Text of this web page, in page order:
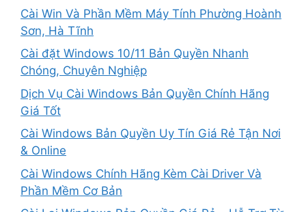
Cài Win Và Phần Mềm Máy Tính Phường Hoành
Sơn, Hà Tĩnh
Cài đặt Windows 10/11 Bản Quyền Nhanh
Chóng, Chuyên Nghiệp
Dịch Vụ Cài Windows Bản Quyền Chính Hãng
Giá Tốt
Cài Windows Bản Quyền Uy Tín Giá Rẻ Tận Nơi
& Online
Cài Windows Chính Hãng Kèm Cài Driver Và
Phần Mềm Cơ Bản